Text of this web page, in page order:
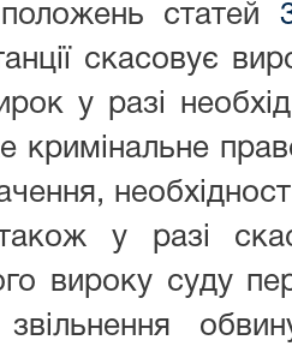
статей
скасовує
у разі
кримінальне
у разі
вироку суду